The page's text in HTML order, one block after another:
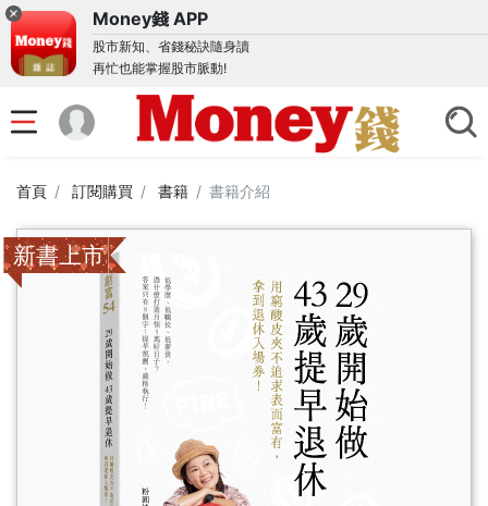
Money錢 APP
股市新知、省錢秘訣隨身讀
再忙也能掌握股市脈動!
首頁 訂閱購買 書籍 書籍介紹
新書上市